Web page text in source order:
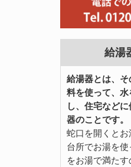
給湯
給湯器とは、
料を使って、
し、住宅など
器のことです。
蛇口を開くとお
台所でお湯を
をお湯で満た